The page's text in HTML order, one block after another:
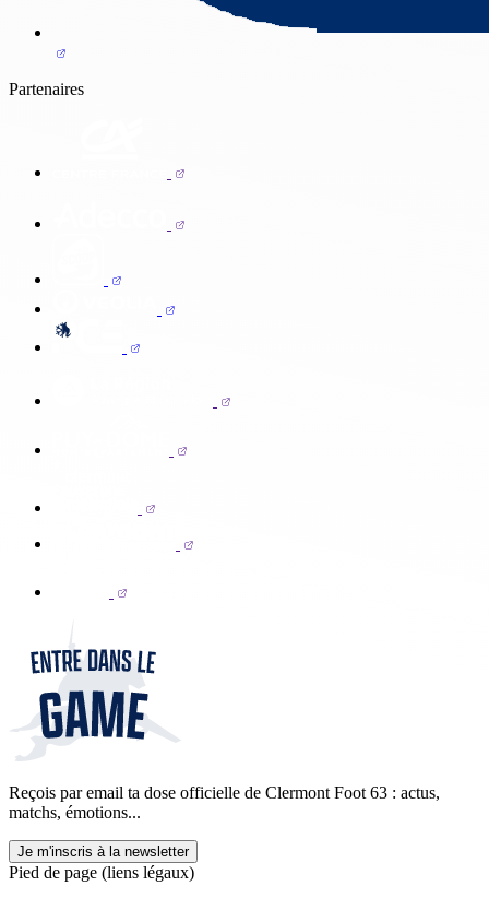
Partenaires
Reçois par email ta dose officielle de Clermont Foot 63 : actus,
matchs, émotions...
Je m'inscris à la newsletter
Pied de page (liens légaux)